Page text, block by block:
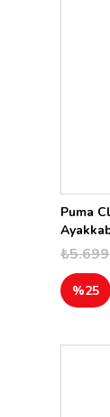
Puma
%25